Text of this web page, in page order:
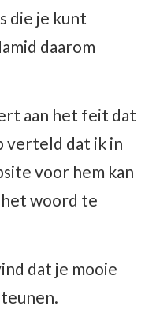
die je kunt
daarom
aan het feit dat
verteld dat ik in
voor hem kan
het woord te
dat je mooie